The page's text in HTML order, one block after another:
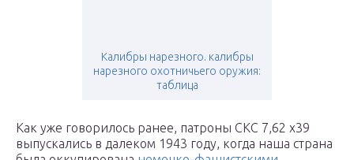
Калибры нарезного. калибры
нарезного охотничьего оружия:
таблица
Как уже говорилось ранее, патроны СКС 7,62 х39
выпускались в далеком 1943 году, когда наша страна